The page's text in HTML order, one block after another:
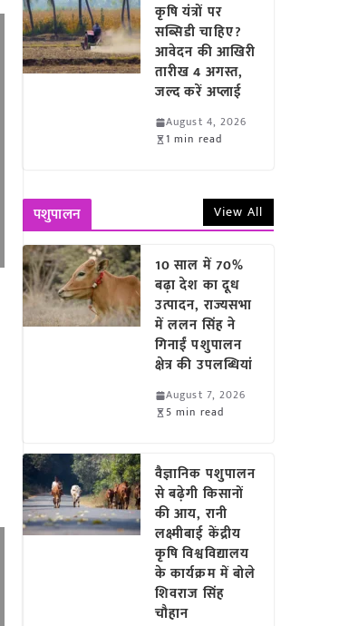
कृषि यंत्रों पर
सब्सिडी चाहिए?
आवेदन की आखिरी
तारीख 4 अगस्त,
जल्द करें अप्लाई
August 4, 2026
1 min read
पशुपालन View All
10 साल में 70%
बढ़ा देश का दूध
उत्पादन, राज्यसभा
में ललन सिंह ने
गिनाईं पशुपालन
क्षेत्र की उपलब्धियां
August 7, 2026
5 min read
वैज्ञानिक पशुपालन
से बढ़ेगी किसानों
की आय, रानी
लक्ष्मीबाई केंद्रीय
कृषि विश्वविद्यालय
के कार्यक्रम में बोले
शिवराज सिंह
चौहान